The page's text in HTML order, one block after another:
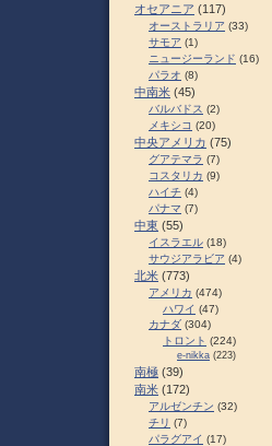
オセアニア (117)
オーストラリア (33)
サモア (1)
ニュージーランド (16)
パラオ (8)
中南米 (45)
バルバドス (2)
メキシコ (20)
中央アメリカ (75)
グアテマラ (7)
コスタリカ (9)
ハイチ (4)
パナマ (7)
中東 (55)
イスラエル (18)
サウジアラビア (4)
北米 (773)
アメリカ (474)
ハワイ (47)
カナダ (304)
トロント (224)
e-nikka (223)
南極 (39)
南米 (172)
アルゼンチン (32)
チリ (7)
パラグアイ (17)